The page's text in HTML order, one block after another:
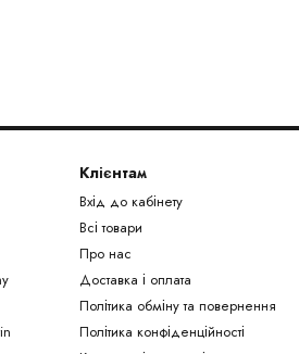
Клієнтам
Вхід до кабінету
Всі товари
Про нас
Доставка і оплата
Політика обміну та повернення
Політика конфіденційності